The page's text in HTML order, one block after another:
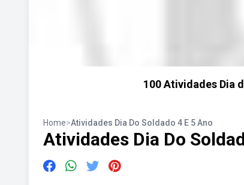
100 Atividades Dia
Home>Atividades Dia Do Soldado 4 E 5 Ano
Atividades Dia Do